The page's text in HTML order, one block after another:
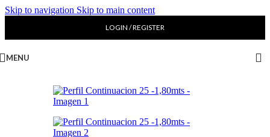
Skip to navigation Skip to main content
LOGIN / REGISTER
MENU